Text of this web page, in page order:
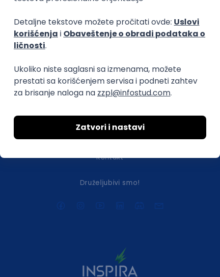
Okupljamo IT zajednicu, podižemo
transparentnost domaćeg IT tržišta rada i
efikasno spajamo kandidate i poslodavce.
O nama
Uslovi korišćenja
Politika privatnosti
Uklonjeni profili poslodavaca
Kontakt
Druželjubivi smo!